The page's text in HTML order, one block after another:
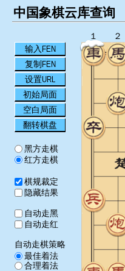
中国象棋云库查询
输入FEN
复制FEN
设置URL
初始局面
空白局面
翻转棋盘
黑方走棋
红方走棋
棋规裁定
隐藏结果
自动走黑
自动走红
自动走棋策略
最佳着法
合理着法
１ ２